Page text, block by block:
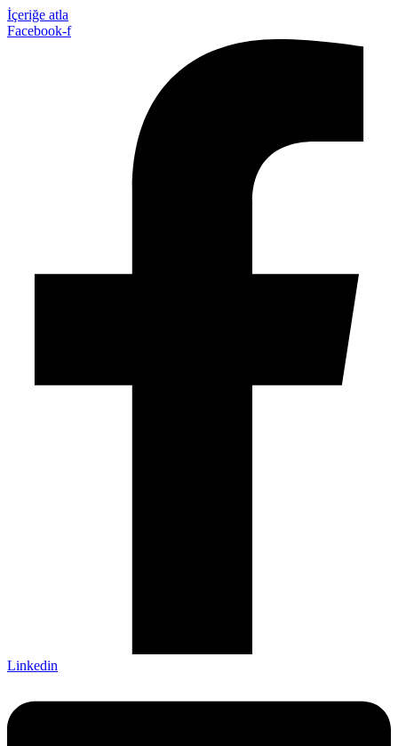
İçeriğe atla
Facebook-f
Linkedin